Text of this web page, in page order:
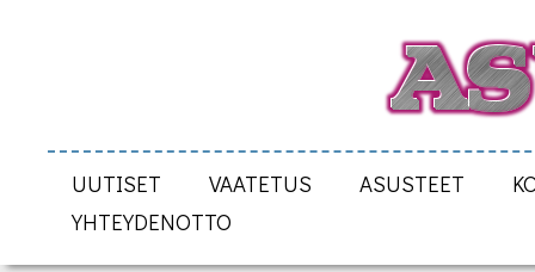
UUTISET VAATETUS ASUSTEET
YHTEYDENOTTO